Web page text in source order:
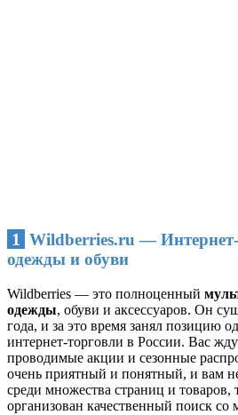
1
Wildberries.ru —
одежды и обуви
Wildberries — это полноценный
одежды, обуви и аксессуаров. Он
года, и за это время занял позицию
интернет-торговли в России. Вас
проводимые акции и сезонные
очень приятный и понятный, и вам
среди множества страниц и товаров,
организован качественный поиск со